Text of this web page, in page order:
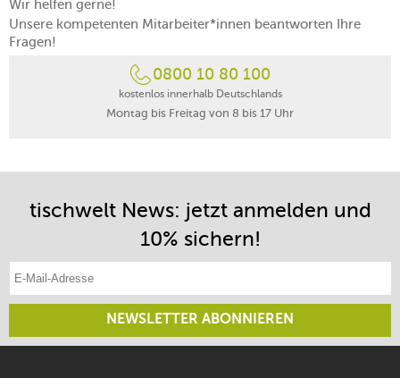
Wir helfen gerne!
Unsere kompetenten Mitarbeiter*innen beantworten Ihre
Fragen!
0800 10 80 100
kostenlos innerhalb Deutschlands
Montag bis Freitag von 8 bis 17 Uhr
tischwelt News: jetzt anmelden und
10% sichern!
NEWSLETTER ABONNIEREN